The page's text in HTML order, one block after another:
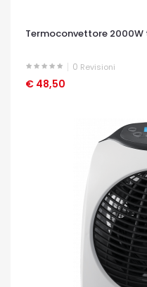
Termoconvettore
0 Revisioni
€ 48,50
OCCHIATA VELOCE